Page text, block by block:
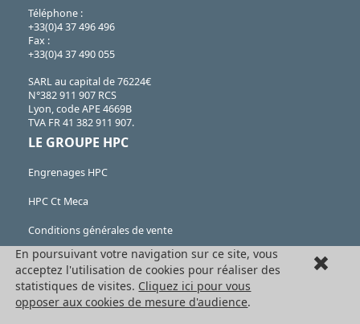
Téléphone :
+33(0)4 37 496 496
Fax :
+33(0)4 37 490 055
SARL au capital de 76224€
N°382 911 907 RCS
Lyon, code APE 4669B
TVA FR 41 382 911 907.
LE GROUPE HPC
Engrenages HPC
HPC Ct Meca
Conditions générales de vente
Formulaire de rétractation
Mentions légales
En poursuivant votre navigation sur ce site, vous
acceptez l'utilisation de cookies pour réaliser des
statistiques de visites. Cliquez ici pour vous
opposer aux cookies de mesure d'audience.